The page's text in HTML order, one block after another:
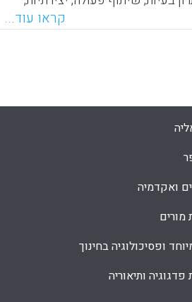
כושר הסתגלות, אחריות [ו]מודעות
גלובלית" (Walser, 2008: 2). לרשימה זו, מוסיף מחבר הפרק
קראו עוד...
ואקדמיה
ופסיכולוגיה בחינוך
פדגוגיה ותיאוריה